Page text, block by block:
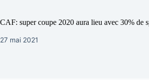
CAF: super coupe 2020 aura lieu avec 30% de
27 mai 2021